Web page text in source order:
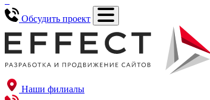
Обсудить проект
Наши филиалы